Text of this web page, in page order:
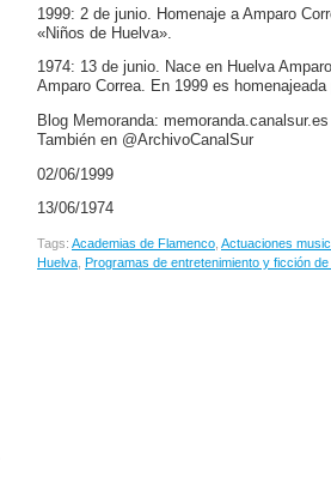
1999: 2 de junio. Homenaje a Amparo
«Niños de Huelva».
1974: 13 de junio. Nace en Huelva
Amparo Correa. En 1999 es
Blog Memoranda: memoranda.canalsur.es
También en @ArchivoCanalSur
02/06/1999
13/06/1974
Tags: Academias de Flamenco Actuaciones
Huelva Programas de entretenimiento y ficción